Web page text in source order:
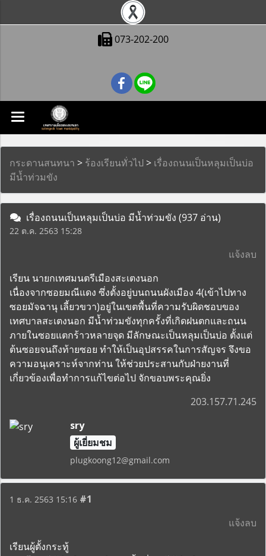
073-202-200
กระดานสนทนา > ร้องเรียนทั่วไป > เรื่องถนนเป็นหลุมเป็นบ่อ
มีน้ำท่วมขัง
เรื่องถนนเป็นหลุมเป็นบ่อ มีน้ำท่วมขัง (937 อ่าน)
22 ต.ค. 2563 15:28
แจ้งลบ
เรียน นายกเทศมนตรีเมืองสะเตงนอก
เนื่องจากซอยมณีแดง ซึ่งตั้งอยู่บนถนนผังเมือง 4(เข้าไปทาง
ซอยมัจฉานุ เลี้ยวขวา)อยู่ในเขตพื้นที่ความรับผิดชอบของ
เทศบาลสะเตงนอก มีน้ำท่วมขังทุกครั้งที่เกิดฝนตกและถนน
ภายในซอยแตกร้าวหลายจุด มีลักษณะเป็นหลุมเป็นบ่อ ตั้งแต่
ต้นซอยจนถึงท้ายซอย ทำให้เป็นอุปสรรคในการสัญจร จึงขอ
ความอนุเคราะห์จากท่าน ให้ช่วยประสานกับฝ่ายงานที่
เกี่ยวข้องเพื่อทำการแก้ไขต่อไป จักขอบพระคุณยิ่ง
203.157.71.245
sry
ผู้เยี่ยมชม
plugkoong12@gmail.com
1 ธ.ค. 2563 15:16 #1
แจ้งลบ
เรียนผู้ตั้งกระทู้